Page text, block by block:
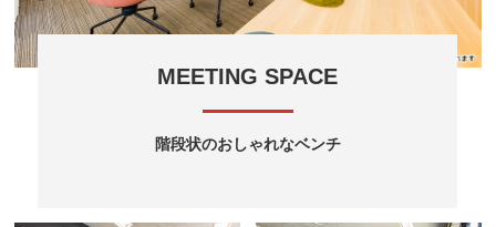
MEETING SPACE
階段状のおしゃれなベンチ